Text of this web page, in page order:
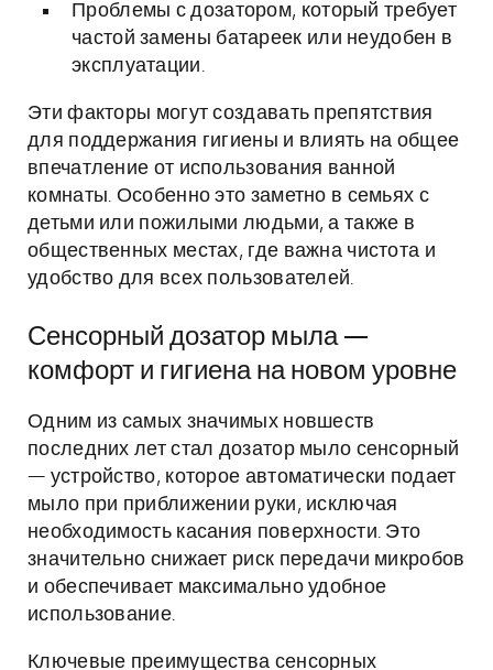
Проблемы с дозатором, который требует
частой замены батареек или неудобен в
эксплуатации.
Эти факторы могут создавать препятствия
для поддержания гигиены и влиять на общее
впечатление от использования ванной
комнаты. Особенно это заметно в семьях с
детьми или пожилыми людьми, а также в
общественных местах, где важна чистота и
удобство для всех пользователей.
Сенсорный дозатор мыла —
комфорт и гигиена на новом уровне
Одним из самых значимых новшеств
последних лет стал дозатор мыло сенсорный
— устройство, которое автоматически подает
мыло при приближении руки, исключая
необходимость касания поверхности. Это
значительно снижает риск передачи микробов
и обеспечивает максимально удобное
использование.
Ключевые преимущества сенсорных